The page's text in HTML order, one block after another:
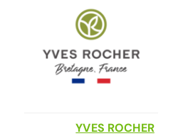
YVES ROCHER